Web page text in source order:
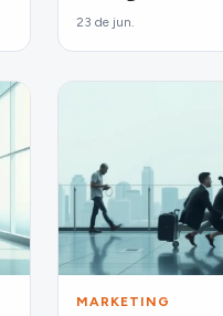
23 de jun.
MARKETING